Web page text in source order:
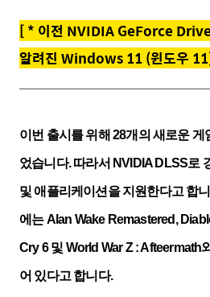
[* 이전 NVIDIA GeForce
알려진 Windows 11 (윈도우
이번 출시를 위해 28개의 새로운 게
었습니다. 따라서 NVIDIA DLSS로
및 애플리케이션을 지원한다고 합
에는 Alan Wake Remastered,
Cry 6 및 World War Z : Afteermath
어 있다고 합니다.